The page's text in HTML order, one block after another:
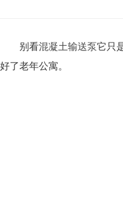
别看混凝土输送泵它只
好了老年公寓。